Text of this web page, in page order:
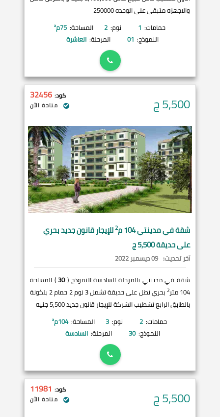
والاجهزه متبقي علي الوحده 250000
حمامات: 1 نوم: 2 المساحة: 75م²
النموذج: 01 المرحلة: العاشرة
5,500ج كود: 32456
متاحة الآن
شقة فيمدينتي104 م 2للإيجار قانون جديد بحري
على حديقة 5,500 ج
آخر تحديث: 09 ديسمبر 2022
شقة في مدينتي بالمرحلة السادسة النموذج (30) المساحة
104 متر
2
بحري تطل على حديقة تشمل 3 نوم 2 حمام 2 بلكونة
بالطابق الرابع تشطيب الشركة للإيجار قانون جديد 5,500 جنيه
حمامات: 2 نوم: 3 المساحة: 104م²
النموذج: 30 المرحلة: السادسة
5,500ج كود: 11981
متاحة الآن